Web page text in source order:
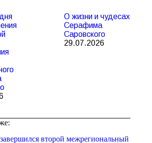
О жизни и чудесах
Серафима
Саровского
29.07.2026
второй межрегиональный